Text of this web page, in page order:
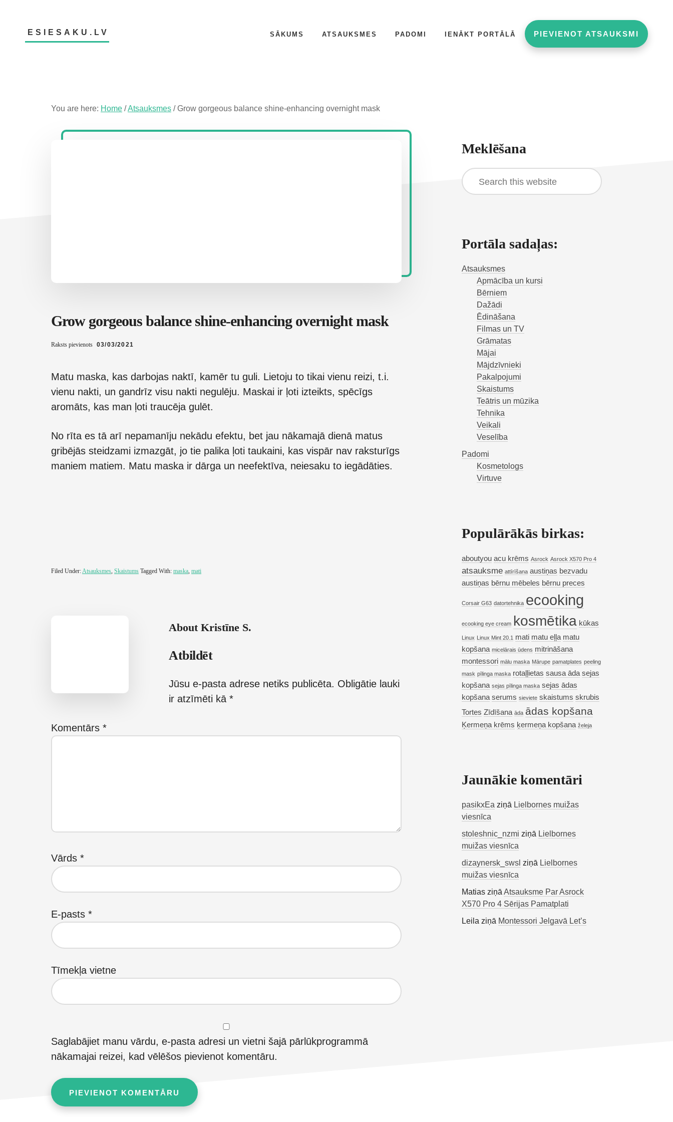
ESIESAKU.LV
SĀKUMS ATSAUKSMES PADOMI IENĀKT PORTĀLĀ PIEVIENOT ATSAUKSMI
You are here: Home /Atsauksmes /Grow gorgeous balance shine-enhancing overnight mask
Grow gorgeous balance shine-enhancing overnight mask
Raksts pievienots 03/03/2021
Matu maska, kas darbojas naktī, kamēr tu guli. Lietoju to tikai vienu reizi, t.i.
vienu nakti, un gandrīz visu nakti negulēju. Maskai ir ļoti izteikts, spēcīgs
aromāts, kas man ļoti traucēja gulēt.
No rīta es tā arī nepamanīju nekādu efektu, bet jau nākamajā dienā matus
gribējās steidzami izmazgāt, jo tie palika ļoti taukaini, kas vispār nav raksturīgs
maniem matiem. Matu maska ir dārga un neefektīva, neiesaku to iegādāties.
Filed Under:Atsauksmes, Skaistums Tagged With: maska, mati
About Kristīne S.
Atbildēt
Jūsu e-pasta adrese netiks publicēta. Obligātie lauki
ir atzīmēti kā *
Komentārs *
Vārds *
E-pasts *
Tīmekļa vietne
Saglabājiet manu vārdu, e-pasta adresi un vietni šajā pārlūkprogrammā
nākamajai reizei, kad vēlēšos pievienot komentāru.
Sidebar
Meklēšana
Search
this
website
Portāla sadaļas:
Atsauksmes
Apmācība un kursi
Bērniem
Dažādi
Ēdināšana
Filmas un TV
Grāmatas
Mājai
Mājdzīvnieki
Pakalpojumi
Skaistums
Teātris un mūzika
Tehnika
Veikali
Veselība
Padomi
Kosmetologs
Virtuve
Populārākās birkas:
aboutyou acu krēms Asrock Asrock X570 Pro 4
atsauksme attīrīšana austiņas bezvadu
austiņas bērnu mēbeles bērnu preces
Corsair G63 datortehnika ecooking
ecooking eye cream kosmētika kūkas
Linux Linux Mint 20.1 mati matu eļļa matu
kopšana micelārais ūdens mitrināšana
montessori mālu maska Mārupe pamatplates peeling
mask pīlinga maska rotaļļietas sausa āda sejas
kopšana sejas pīlinga maska sejas ādas
kopšana serums sieviete skaistums skrubis
Tortes Zīdīšana āda ādas kopšana
Ķermeņa krēms ķermeņa kopšana želeja
Jaunākie komentāri
pasikxEa ziņā Lielbornes muižas
viesnīca
stoleshnic_nzmi ziņā Lielbornes
muižas viesnīca
dizaynersk_swsl ziņā Lielbornes
muižas viesnīca
Matias ziņā Atsauksme Par Asrock
X570 Pro 4 Sērijas Pamatplati
Leila ziņā Montessori Jelgavā Let’s